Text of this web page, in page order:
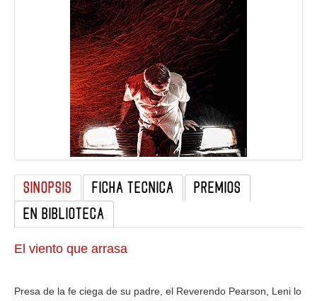
GALERIA
SINOPSIS FICHA TECNICA
PREMIOS
EN BIBLIOTECA
El viento que arrasa
Presa de la fe ciega de su padre, el Reverendo Pearson, Leni lo